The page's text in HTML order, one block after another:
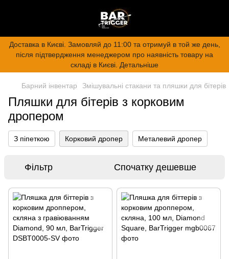
Доставка в Києві. Замовляй до 11:00 та отримуй в той же день,
після підтвердження менеджером про наявність товару на
складі в Києві. Детальніше
Барний інвентар Змішувальні стакани та пляшки для бітерів
Пляшки для бітерів з корковим
дропером
З піпеткою Корковий дропер Металевий дропер
Фільтр Спочатку дешевше